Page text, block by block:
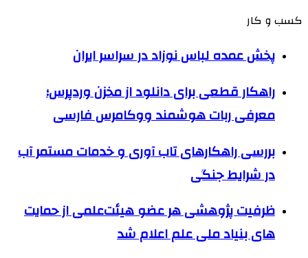
کسب و کار
پخش عمده لباس نوزاد در سراسر ایران
راهکار قطعی برای دانلود از مخزن وردپرس؛
معرفی ربات هوشمند ووکامرس فارسی
بررسی راهکارهای تاب آوری و خدمات مستمر آب
در شرایط جنگی
ظرفیت پژوهشی هر عضو هیئت‌علمی از حمایت
های بنیاد ملی علم اعلام شد